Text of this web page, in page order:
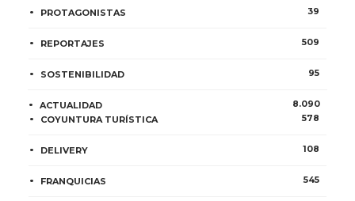
PROTAGONISTAS 39
REPORTAJES 509
SOSTENIBILIDAD 95
ACTUALIDAD
8.090
COYUNTURA TURÍSTICA
578
DELIVERY 108
FRANQUICIAS 545